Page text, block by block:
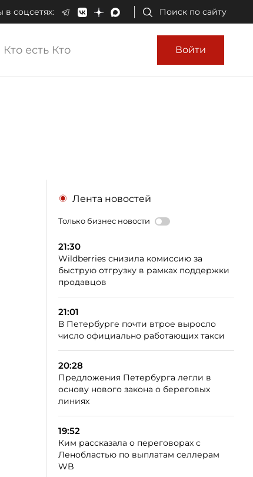
в соцсетях: Поиск по сайту
Кто есть Кто Войти
Лента новостей
Только бизнес новости
21:30
Wildberries снизила комиссию за
быструю отгрузку в рамках поддержки
продавцов
21:01
В Петербурге почти втрое выросло
число официально работающих такси
20:28
Предложения Петербурга легли в
основу нового закона о береговых
линиях
19:52
Ким рассказала о переговорах с
Ленобластью по выплатам селлерам
WB